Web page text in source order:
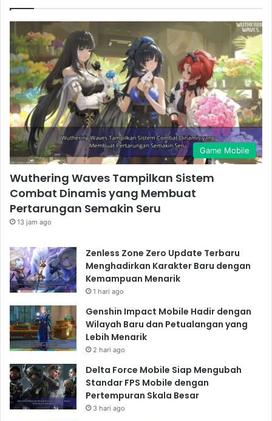
Game Mobile
Wuthering Waves Tampilkan Sistem
Combat Dinamis yang Membuat
Pertarungan Semakin Seru
13 jam ago
Zenless Zone Zero Update Terbaru
Menghadirkan Karakter Baru dengan
Kemampuan Menarik
1 hari ago
Genshin Impact Mobile Hadir dengan
Wilayah Baru dan Petualangan yang
Lebih Menarik
2 hari ago
Delta Force Mobile Siap Mengubah
Standar FPS Mobile dengan
Pertempuran Skala Besar
3 hari ago